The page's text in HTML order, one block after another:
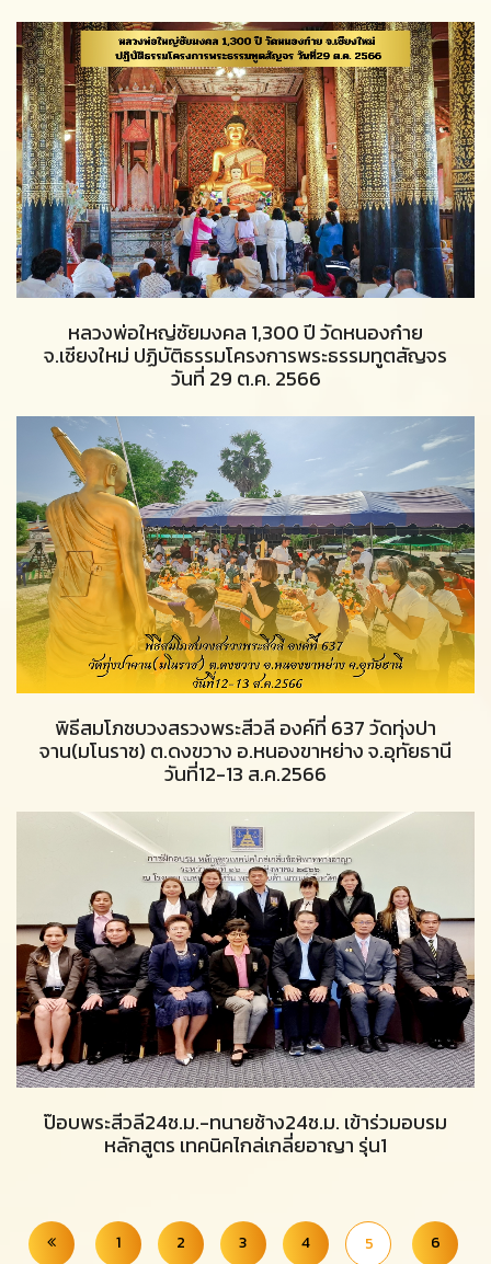
หลวงพ่อใหญ่ชัยมงคล 1,300 ปี วัดหนองก๋าย
จ.เชียงใหม่ ปฏิบัติธรรมโครงการพระธรรมทูตสัญจร
วันที่ 29 ต.ค. 2566
พิธีสมโภชบวงสรวงพระสีวลี องค์ที่ 637 วัดทุ่งปา
จาน(มโนราช) ต.ดงขวาง อ.หนองขาหย่าง จ.อุทัยธานี
วันที่12-13 ส.ค.2566
ป๊อบพระสีวลี24ช.ม.-ทนายช้าง24ช.ม. เข้าร่วมอบรม
หลักสูตร เทคนิคไกล่เกลี่ยอาญา รุ่น1
1 2 3 4 5 6